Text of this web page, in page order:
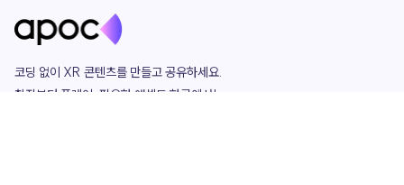
코딩 없이 XR 콘텐츠를 만들고 공유하세요.
창작부터 플레이, 필요한 애셋도 한곳에서!